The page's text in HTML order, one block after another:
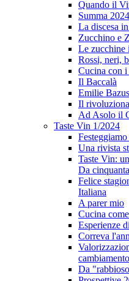
Quando il
Summa
La discesa
Zucchino e
Le zucchine
Rossi, neri,
Cucina con
Il Baccalà
Emilie
Il
Ad Asolo il
Taste Vin 1/2024
Una rivista
Taste Vin:
Da
Felice
Italiana
A parer mio
Cucina
Esperienze
Correva
cambiamento
Da